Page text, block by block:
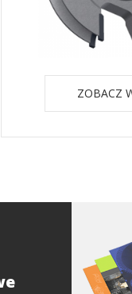
ZOBACZ